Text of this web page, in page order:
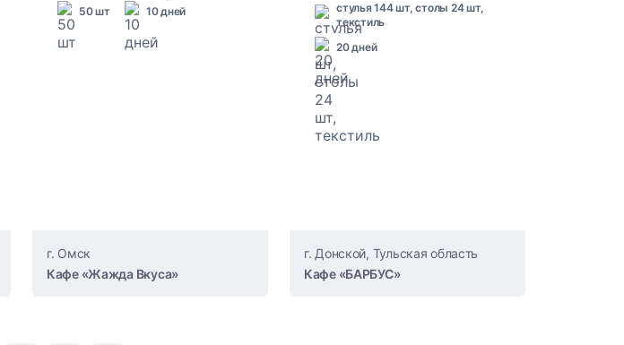
50 шт 10 дней
г. Омск
Кафе «Жажда Вкуса»
стулья 144 шт, столы 24 шт,
текстиль
20 дней
г. Донской, Тульская область
Кафе «БАРБУС»